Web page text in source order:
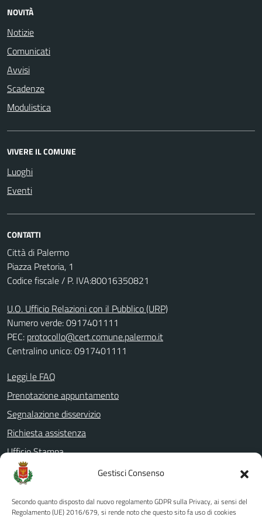
Gestisci Consenso
Secondo quanto disposto dal nuovo regolamento GDPR sulla Privacy, ai sensi del
Regolamento (UE) 2016/679, si rende noto che questo sito fa uso di cookies
NOVITÀ
Notizie
Comunicati
Avvisi
Scadenze
Modulistica
VIVERE IL COMUNE
Luoghi
Eventi
CONTATTI
Città di Palermo
Piazza Pretoria, 1
Codice fiscale / P. IVA:80016350821
U.O. Ufficio Relazioni con il Pubblico (URP)
Numero verde: 0917401111
PEC: protocollo@cert.comune.palermo.it
Centralino unico: 0917401111
Leggi le FAQ
Prenotazione appuntamento
Segnalazione disservizio
Richiesta assistenza
Ufficio Stampa
Amministrazione Trasparente
Albo pretorio
Informativa privacy